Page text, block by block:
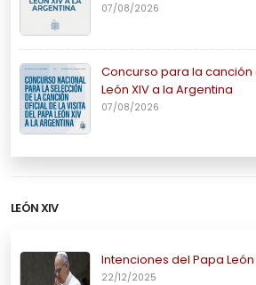
07/08/2026
Concurso para la canción
León XIV a la Argentina
07/08/2026
LEÓN XIV
Intenciones del Papa
22/12/2025